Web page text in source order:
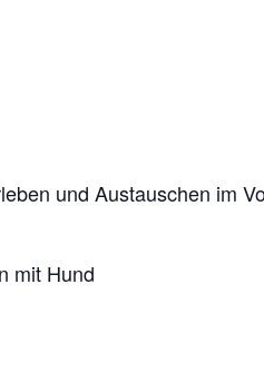
und Austauschen im
mit Hund